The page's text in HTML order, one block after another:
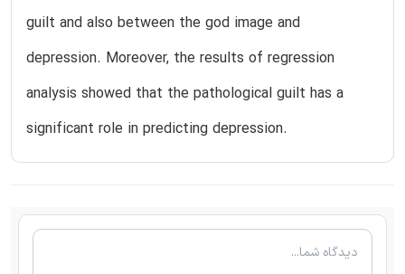
guilt and also between the god image and
depression. Moreover, the results of regression
analysis showed that the pathological guilt has a
significant role in predicting depression.